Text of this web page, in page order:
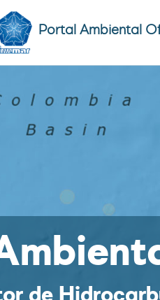
Portal Ambiental